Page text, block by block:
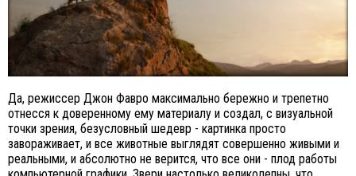
Да, режиссер Джон Фавро максимально бережно и трепетно
отнесся к доверенному ему материалу и создал, с визуальной
точки зрения, безусловный шедевр - картинка просто
завораживает, и все животные выглядят совершенно живыми и
реальными, и абсолютно не верится, что все они - плод работы